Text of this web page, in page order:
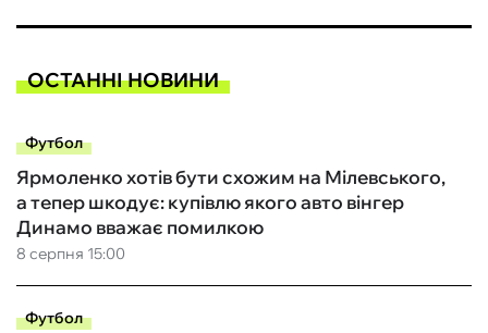
ОСТАННІ НОВИНИ
Футбол
8 серпня 15:00
Ярмоленко хотів бути схожим на Мілевського,
а тепер шкодує: купівлю якого авто вінгер
Динамо вважає помилкою
Футбол